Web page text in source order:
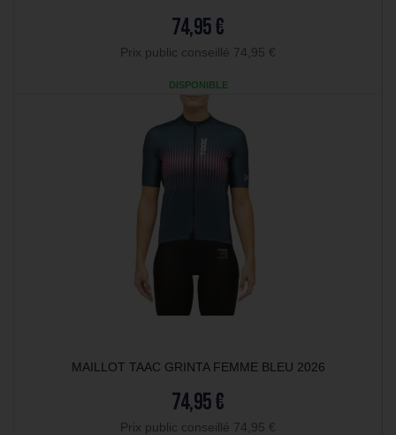
74,95 €
Prix public conseillé 74,95 €
DISPONIBLE
MAILLOT TAAC GRINTA FEMME BLEU 2026
74,95 €
Prix public conseillé 74,95 €